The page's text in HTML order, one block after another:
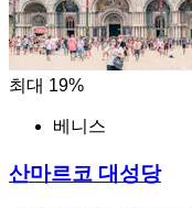
최대 19%
베니스
산마르코 대성당